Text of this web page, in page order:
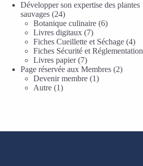
Développer son expertise des plantes
sauvages 24
Botanique culinaire 6
Livres digitaux 7
Fiches Cueillette et Séchage 4
Fiches Sécurité et Réglementation
Livres papier 7
Page réservée aux Membres 2
Devenir membre 1
Autre 1